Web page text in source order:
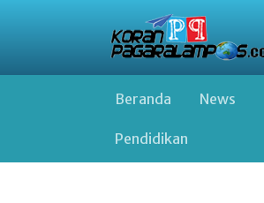
Beranda News
Pendidikan